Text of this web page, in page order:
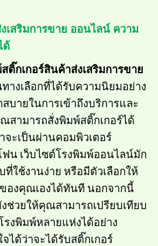
เสริมการขาย ออนไลน์ ความ
ด้
ติ๊กเกอร์สินค้าส่งเสริมการขาย
างเลือกที่ได้รับความนิยมอย่าง
บายในการเข้าถึงบริการและ
สามารถสั่งพิมพ์สติ๊กเกอร์ได้
จะเป็นผ่านคอมพิวเตอร์
น เว็บไซต์โรงพิมพ์ออนไลน์มัก
ใช้งานง่าย หรือมีตัวเลือกให้
งคุณเองได้ทันที นอกจากนี้
ช่วยให้คุณสามารถเปรียบเทียบ
รงพิมพ์หลายแห่งได้อย่าง
ได้ว่าจะได้รับสติ๊กเกอร์